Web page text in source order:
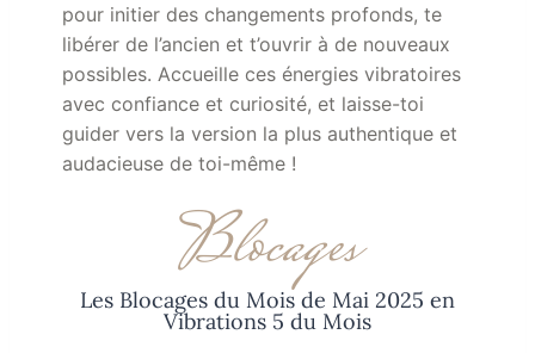
pour initier des changements profonds, te
libérer de l’ancien et t’ouvrir à de nouveaux
possibles. Accueille ces énergies vibratoires
avec confiance et curiosité, et laisse-toi
guider vers la version la plus authentique et
audacieuse de toi-même !
Blocages
Les Blocages du Mois de Mai 2025 en
Vibrations 5 du Mois